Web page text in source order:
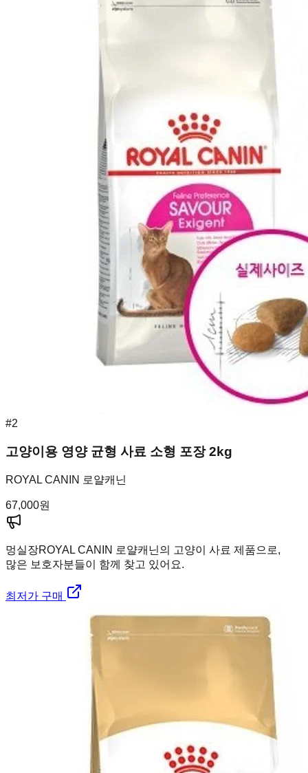
#2
고양이용 영양 균형 사료 소형 포장 2kg
ROYAL CANIN 로얄캐닌
67,000원
멍실장ROYAL CANIN 로얄캐닌의 고양이 사료 제품으로,
많은 보호자분들이 함께 찾고 있어요.
최저가 구매